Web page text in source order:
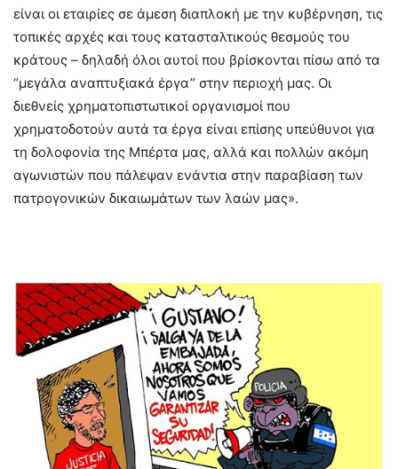
είναι οι εταιρίες σε άμεση διαπλοκή με την κυβέρνηση, τις
τοπικές αρχές και τους κατασταλτικούς θεσμούς του
κράτους – δηλαδή όλοι αυτοί που βρίσκονται πίσω από τα
“μεγάλα αναπτυξιακά έργα” στην περιοχή μας. Οι
διεθνείς χρηματοπιστωτικοί οργανισμοί που
χρηματοδοτούν αυτά τα έργα είναι επίσης υπεύθυνοι για
τη δολοφονία της Μπέρτα μας, αλλά και πολλών ακόμη
αγωνιστών που πάλεψαν ενάντια στην παραβίαση των
πατρογονικών δικαιωμάτων των λαών μας».